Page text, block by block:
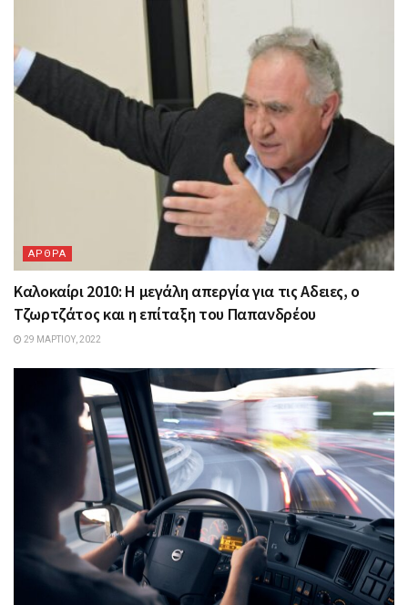
ΑΡΘΡΑ
Καλοκαίρι 2010: Η μεγάλη απεργία για τις Aδειες, ο
Τζωρτζάτος και η επίταξη του Παπανδρέου
29 ΜΑΡΤΊΟΥ, 2022